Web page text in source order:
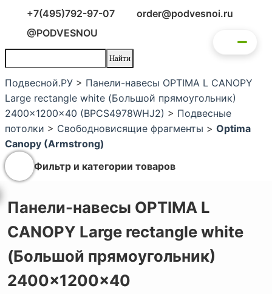
+7(495)792-97-07
order@podvesnoi.ru
@PODVESNOU
Подвесной.РУ > Панели-навесы OPTIMA L CANOPY
Large rectangle white (Большой прямоугольник)
2400x1200x40 (BPCS4978WHJ2) > Подвесные
потолки > Свободновисящие фрагменты > Optima
Canopy (Armstrong)
Фильтр и категории товаров
Панели-навесы OPTIMA L
CANOPY Large rectangle white
(Большой прямоугольник)
2400x1200x40